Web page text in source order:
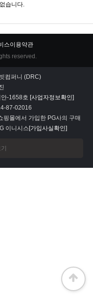
습니다.
스이용약관
reserved.
컴퍼니 (DRC)
-1658호 [사업자정보확인]
87-02016
몰에서 가입한 PG사의 구매
이니시스 [가입사실확인]